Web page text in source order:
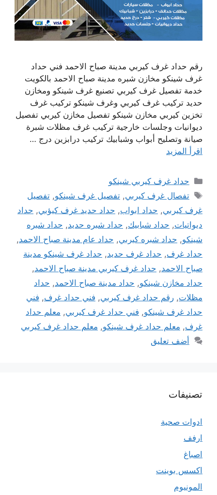
رقم حداد غرف كيربي مدينة صباح الاحمد فني حداد
غرف شينكو مخازن شبره مدينة صباح الاحمد بالكويت
خدمة تفصيل غرف كيربي تصنيع غرف شينكو ومخازن
حديد تركيب غرف كيربي وغرف شينكو تركيب غرف
تخزين كيربي مخازن شينكو تفصيل مخازن كيربي تفصيل
ديوانيات وجلسات خارجية تركيب غرف مظلات شبرة
صيانة وتصليح أبواب وشبابيك تركيب درابزين درج …
اقرأ المزيد
التصنيفات
حداد غرف كيربي شينكو
الوسوم
تفصال غرف كيربي,تفصيل غرف شينكو,تفصيل
غرف كيربي, حداد ابواب, حداد حديد غرف كيؤبي, حداد
ديواتيات, حداد شبابيك, حداد شبره حديد, حداد شبره
شينكو, حداد شبره كيربي, حداد عام مدينة صباح الاحمد,
حداد غرف, حداد غرف حديد, حداد غرف شينكو مدينة
صباح الاحمد, حداد غرف كيربي مدينة صباح الاحمد,
حداد مخازن شينكو, حداد مدينة صباح الاحمد, حداد
مظلات, رقم حداد غرف كيربي, فني حداد غرف, فني
حداد غرف شينكو, فني حداد غرف كيربي, معلم حداد
غرف, معلم حداد غرف شينكو, معلم حداد غرف كيربي
أضف تعليق
تصنيفات
ادوات صحية
ارفف
اصباغ
اكسس بوينت
المونيوم